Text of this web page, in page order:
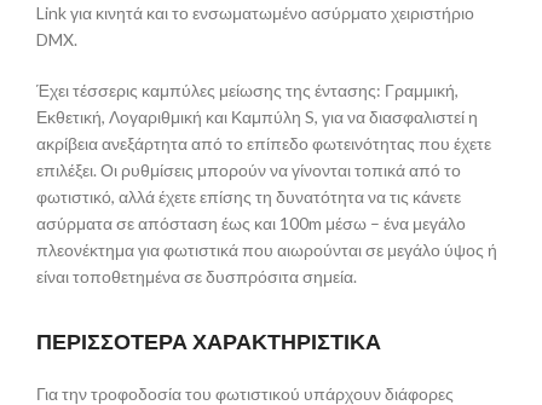
Link για κινητά και το ενσωματωμένο ασύρματο χειριστήριο
DMX.
Έχει τέσσερις καμπύλες μείωσης της έντασης: Γραμμική,
Εκθετική, Λογαριθμική και Καμπύλη S, για να διασφαλιστεί η
ακρίβεια ανεξάρτητα από το επίπεδο φωτεινότητας που έχετε
επιλέξει. Οι ρυθμίσεις μπορούν να γίνονται τοπικά από το
φωτιστικό, αλλά έχετε επίσης τη δυνατότητα να τις κάνετε
ασύρματα σε απόσταση έως και 100m μέσω – ένα μεγάλο
πλεονέκτημα για φωτιστικά που αιωρούνται σε μεγάλο ύψος ή
είναι τοποθετημένα σε δυσπρόσιτα σημεία.
ΠΕΡΙΣΣΟΤΕΡΑ ΧΑΡΑΚΤΗΡΙΣΤΙΚΑ
Για την τροφοδοσία του φωτιστικού υπάρχουν διάφορες